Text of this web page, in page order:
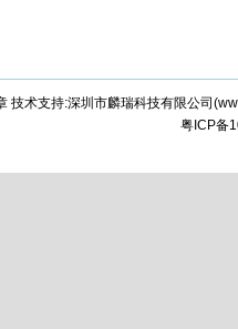
技术支持:深圳市麟瑞科技有限公司(
粤ICP备